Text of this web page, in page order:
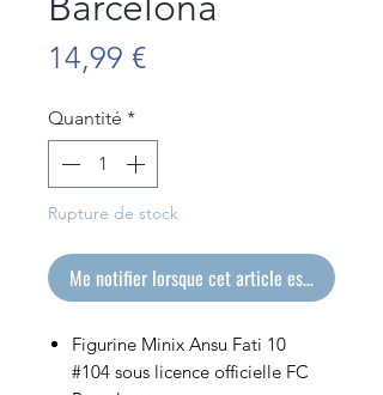
14,99 €Prix
Quantité *
Rupture de stock
Me notifier lorsque cet article est disponible
Figurine Minix Ansu Fati 10
#104 sous licence officielle FC